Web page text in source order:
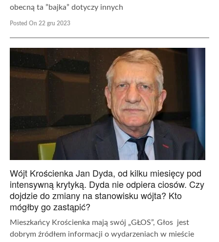
obecną ta ”bajka” dotyczy innych
Posted On 22 gru 2023
Wójt Krościenka Jan Dyda, od kilku miesięcy pod
intensywną krytyką. Dyda nie odpiera ciosów. Czy
dojdzie do zmiany na stanowisku wójta? Kto
mógłby go zastąpić?
Mieszkańcy Krościenka mają swój „GŁOS”, Głos jest
dobrym źródłem informacji o wydarzeniach w mieście